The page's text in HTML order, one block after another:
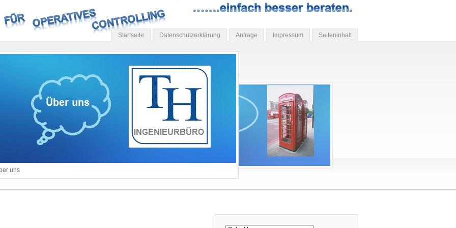
Seiteninhalt
Impressum
Anfrage
Datenschutzerklärung
Startseite
uns